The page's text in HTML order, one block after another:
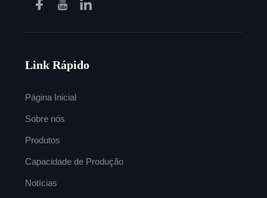
Link Rápido
Página Inicial
Sobre nós
Produtos
Capacidade de Produção
Notícias